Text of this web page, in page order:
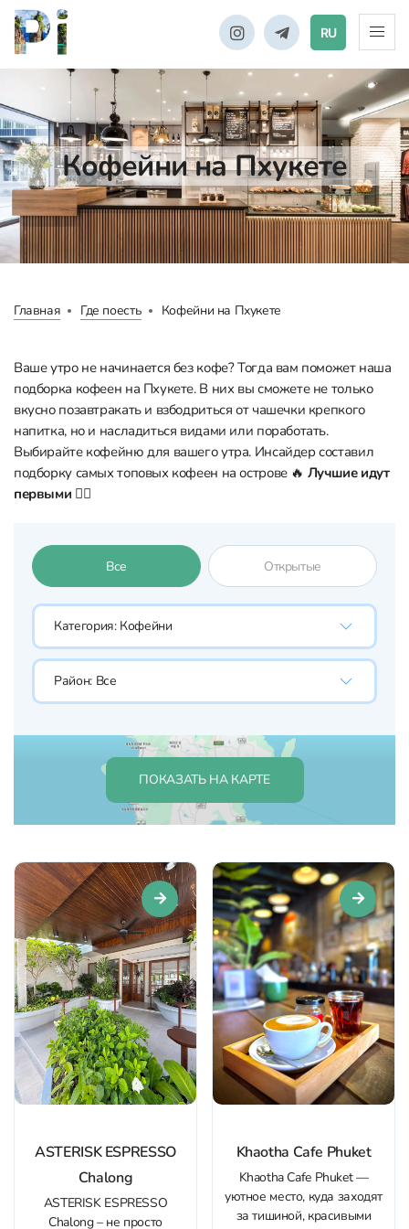
RU
Кофейни на Пхукете
Главная Где поесть Кофейни на Пхукете
Ваше утро не начинается без кофе? Тогда вам поможет наша
подборка кофеен на Пхукете. В них вы сможете не только
вкусно позавтракать и взбодриться от чашечки крепкого
напитка, но и насладиться видами или поработать.
Выбирайте кофейню для вашего утра. Инсайдер составил
подборку самых топовых кофеен на острове 🔥 Лучшие идут
первыми 👇🏼
Все Открытые
Категория: Кофейни
Район: Все
ПОКАЗАТЬ НА КАРТЕ
ASTERISK ESPRESSO
Chalong
ASTERISK ESPRESSO
Chalong – не просто
Khaotha Cafe Phuket
Khaotha Cafe Phuket —
уютное место, куда заходят
за тишиной, красивыми